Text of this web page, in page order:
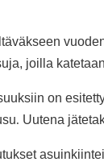
joilla
on
. Uutena